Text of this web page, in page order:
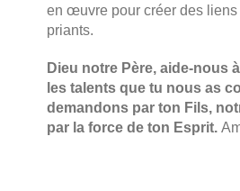
en œuvre pour créer des liens
priants.
Dieu notre Père, aide-nous
les talents que tu nous as
demandons par ton Fils,
par la force de ton Esprit.